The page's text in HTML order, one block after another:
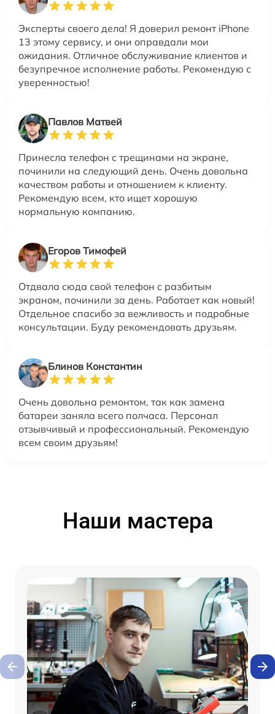
Эксперты своего дела! Я доверил ремонт iPhone
13 этому сервису, и они оправдали мои
ожидания. Отличное обслуживание клиентов и
безупречное исполнение работы. Рекомендую с
уверенностью!
Павлов Матвей
Принесла телефон с трещинами на экране,
починили на следующий день. Очень довольна
качеством работы и отношением к клиенту.
Рекомендую всем, кто ищет хорошую
нормальную компанию.
Егоров Тимофей
Отдвала сюда свой телефон с разбитым
экраном, починили за день. Работает как новый!
Отдельное спасибо за вежливость и подробные
консультации. Буду рекомендовать друзьям.
Блинов Константин
Очень довольна ремонтом, так как замена
батареи заняла всего полчаса. Персонал
отзывчивый и профессиональный. Рекомендую
всем своим друзьям!
Наши мастера